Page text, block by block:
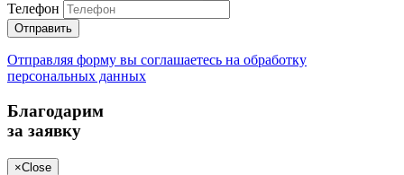
Телефон
Отправить
Отправляя форму вы соглашаетесь на обработку
персональных данных
Благодарим
за заявку
×Close